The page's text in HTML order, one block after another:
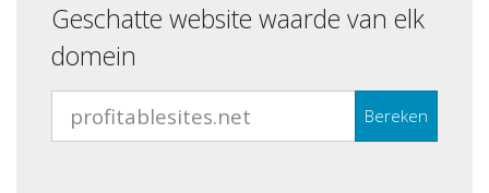
Geschatte website waarde van elk
domein
Bereken